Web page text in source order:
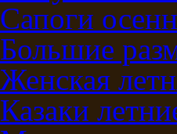
Сапоги
Большие
Женская
Казаки